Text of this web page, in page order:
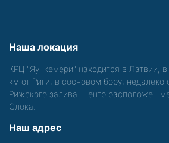
Наша локация
КРЦ "Яункемери" находится в Латвии,
км от Риги, в сосновом бору, недалеко
Рижского залива. Центр расположен
Слока.
Наш адрес